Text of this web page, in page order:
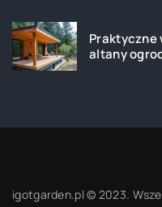
Praktyczne
altany
igotgarden.pl © 2023.